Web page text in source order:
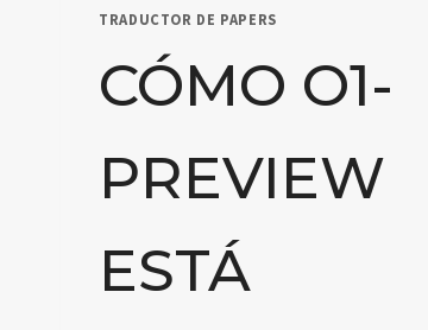
TRADUCTOR DE PAPERS
CÓMO O1-
PREVIEW
ESTÁ